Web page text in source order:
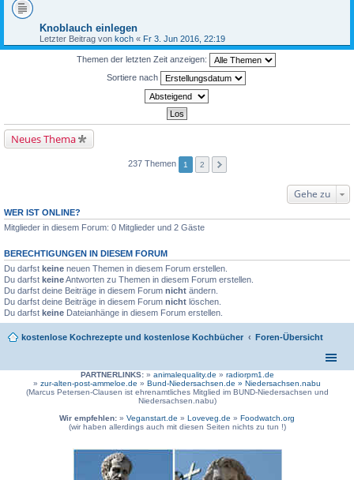
Knoblauch einlegen
Letzter Beitrag von koch « Fr 3. Jun 2016, 22:19
Themen der letzten Zeit anzeigen:
Sortiere nach
Neues Thema
237 Themen 1 2
Gehe zu
WER IST ONLINE?
Mitglieder in diesem Forum: 0 Mitglieder und 2 Gäste
BERECHTIGUNGEN IN DIESEM FORUM
Du darfst keine neuen Themen in diesem Forum erstellen.
Du darfst keineAntworten zu Themen in diesem Forum erstellen.
Du darfst deine Beiträge in diesem Forum nicht ändern.
Du darfst deine Beiträge in diesem Forum nicht löschen.
Du darfst keine Dateianhänge in diesem Forum erstellen.
kostenlose Kochrezepte und kostenlose Kochbücher Foren-Übersicht
PARTNERLINKS:» animalequality.de » radiorpm1.de
» zur-alten-post-ammeloe.de » Bund-Niedersachsen.de » Niedersachsen.nabu
(Marcus Petersen-Clausen ist ehrenamtliches Mitglied im BUND-Niedersachsen und
Niedersachsen.nabu)
Wir empfehlen: » Veganstart.de » Loveveg.de » Foodwatch.org
(wir haben allerdings auch mit diesen Seiten nichts zu tun !)